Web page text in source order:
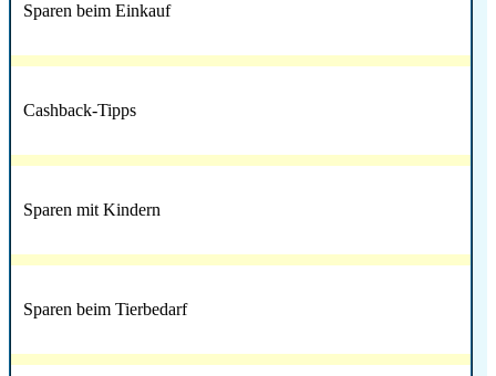
Sparen beim Einkauf
Cashback-Tipps
Sparen mit Kindern
Sparen beim Tierbedarf